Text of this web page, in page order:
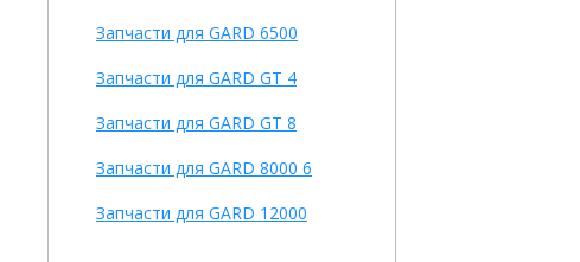
Запчасти для GARD 6500
Запчасти для GARD GT 4
Запчасти для GARD GT 8
Запчасти для GARD 8000 6
Запчасти для GARD 12000